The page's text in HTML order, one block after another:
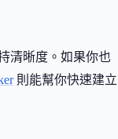
清晰度。如果你也
則能幫你快速建立